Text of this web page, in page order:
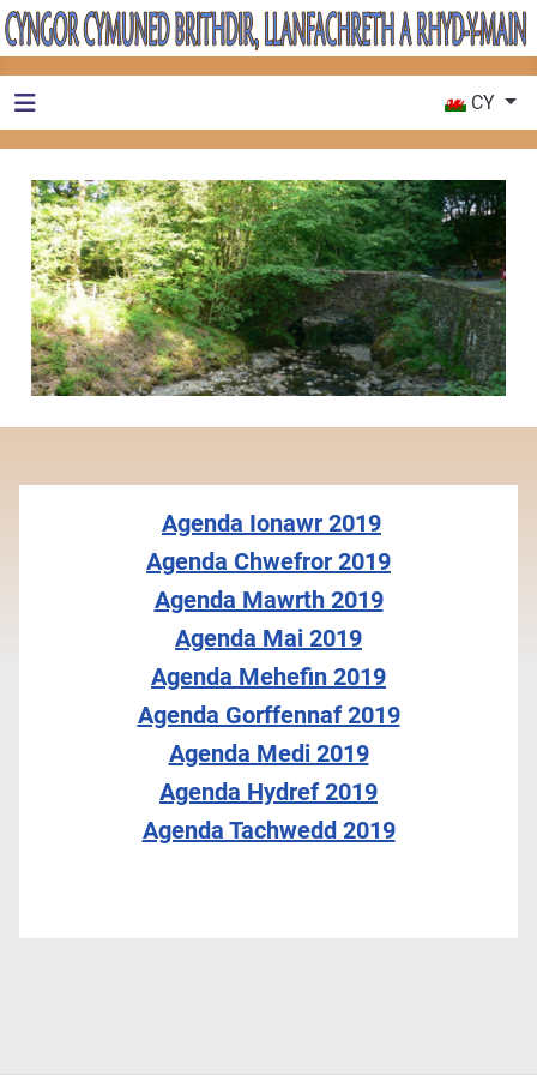
CY
Agenda Ionawr 2019
Agenda Chwefror 2019
Agenda Mawrth 2019
Agenda Mai 2019
Agenda Mehefin 2019
Agenda Gorffennaf 2019
Agenda Medi 2019
Agenda Hydref 2019
Agenda Tachwedd 2019